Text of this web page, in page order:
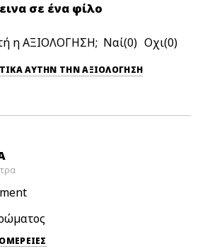
σε ένα φίλο
η ΑΞΙΟΛΟΓΗΣΗ; 0 0
ΕΠΙΣΗΜΆΝΕΤΕ ΑΡΝΗΤΙΚΆ ΑΥΤΉΝ ΤΗΝ ΑΞΙΟΛΟΓΗΣΗ